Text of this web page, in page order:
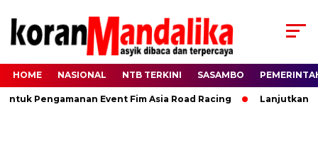
HOME NASIONAL NTB TERKINI SASAMBO
Pengamanan Event Fim Asia Road Racing Lanjutkan